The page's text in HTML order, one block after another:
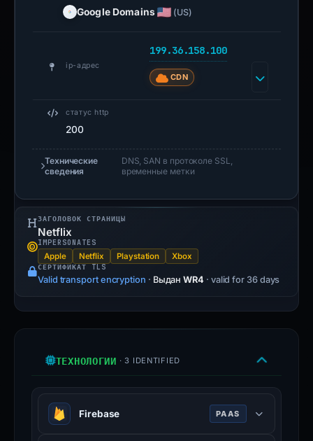
Google Domains (US)
ip-адрес
199.36.158.100
CDN
статус http
200
Технические
сведения
DNS, SAN в протоколе SSL,
временные метки
ЗАГОЛОВОК СТРАНИЦЫ
Netflix
IMPERSONATES
Apple Netflix Playstation Xbox
СЕРТИФИКАТ TLS
Valid transport encryption · ВыданWR4 · valid for 36 days
ТЕХНОЛОГИИ · 3 IDENTIFIED
Firebase PAAS